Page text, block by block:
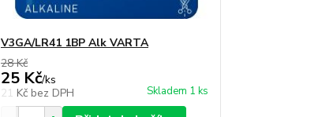
V3GA/LR41 1BP Alk VARTA
28 Kč
25 Kč/ks
21 Kč bez DPH Skladem 1 ks